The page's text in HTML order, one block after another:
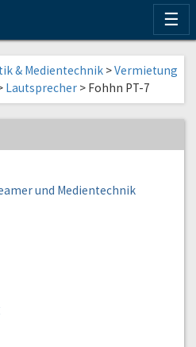
☰
& Medientechnik >Vermietung
Lautsprecher > Fohhn PT-7
und Medientechnik